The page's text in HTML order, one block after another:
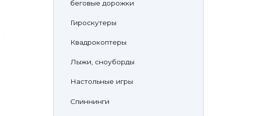
беговые дорожки
Гироскутеры
Квадрокоптеры
Лыжи, сноуборды
Настольные игры
Спиннинги